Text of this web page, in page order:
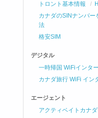
トロント基本情報
カナダのSINナンバ
法
格安SIM
デジタル
一時帰国 WiFiインタ
カナダ旅行 WiFi イン
エージェント
アクティベイトカナ